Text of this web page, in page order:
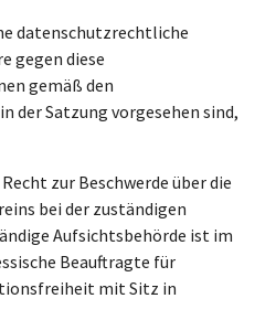
datenschutzrechtliche
gegen diese
gemäß den
der Satzung vorgesehen sind,
zur Beschwerde über die
bei der zuständigen
Aufsichtsbehörde ist im
Beauftragte für
mit Sitz in